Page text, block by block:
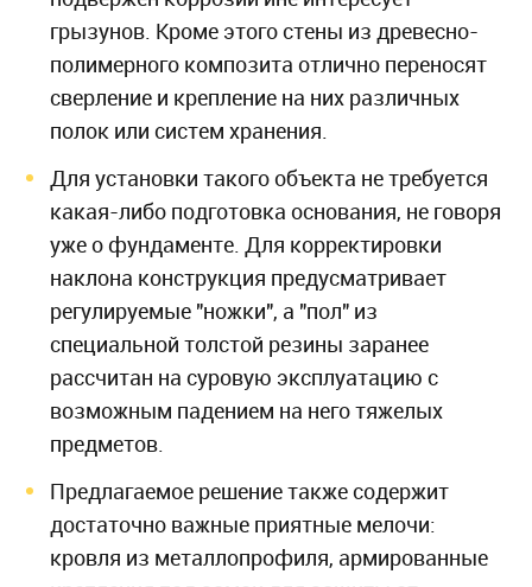
грызунов. Кроме этого стены из древесно-
полимерного композита отлично переносят
сверление и крепление на них различных
полок или систем хранения.
Для установки такого объекта не требуется
какая-либо подготовка основания, не говоря
уже о фундаменте. Для корректировки
наклона конструкция предусматривает
регулируемые "ножки", а "пол" из
специальной толстой резины заранее
рассчитан на суровую эксплуатацию с
возможным падением на него тяжелых
предметов.
Предлагаемое решение также содержит
достаточно важные приятные мелочи:
кровля из металлопрофиля, армированные